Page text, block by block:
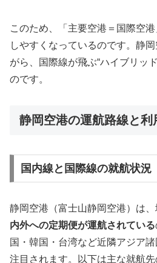
このため、「主要空港＝国際空
しやすくなっているのです。静
がら、国際線が飛ぶ“ハイブリッ
のです。
静岡空港の運航路線と利
国内線と国際線の就航状況
静岡空港（富士山静岡空港）は
内外への定期便が運航されている
国・韓国・台湾など近隣アジア
注目されます。以下は主な就航